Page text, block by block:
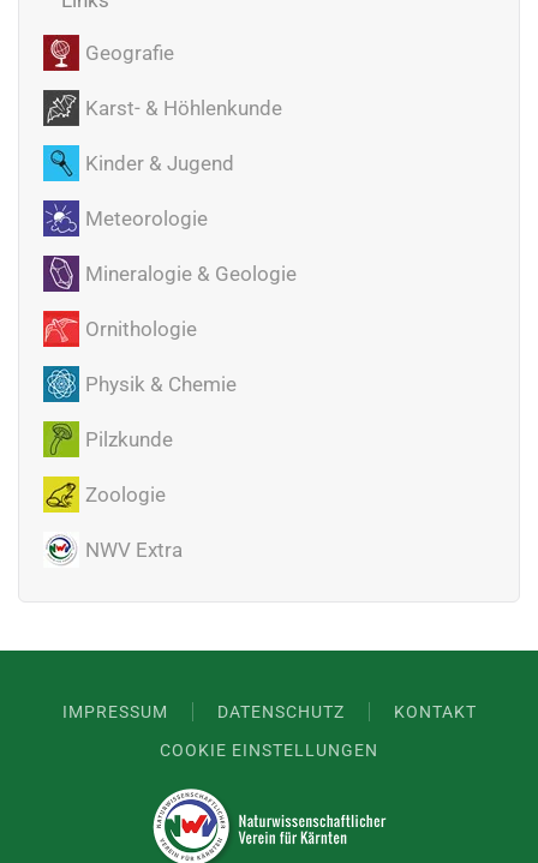
Geografie
Karst- & Höhlenkunde
Kinder & Jugend
Meteorologie
Mineralogie & Geologie
Ornithologie
Physik & Chemie
Pilzkunde
Zoologie
NWV Extra
IMPRESSUM DATENSCHUTZ
KONTAKT
COOKIE EINSTELLUNGEN